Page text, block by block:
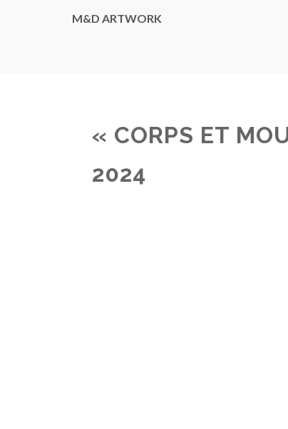
M&D ARTWORK
« CORPS ET
2024